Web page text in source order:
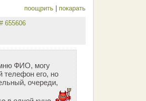
поощрить покарать
# 655606
ФИО, могу
телефон его, но
очереди,